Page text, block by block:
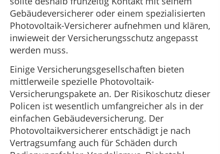
Gebäudeversicherer oder einem spezialisierten
Photovoltaik-Versicherer aufnehmen und klären,
inwieweit der Versicherungsschutz angepasst
werden muss.
Einige Versicherungsgesellschaften bieten
mittlerweile spezielle Photovoltaik-
Versicherungspakete an. Der Risikoschutz dieser
Policen ist wesentlich umfangreicher als in der
einfachen Gebäudeversicherung. Der
Photovoltaikversicherer entschädigt je nach
Vertragsumfang auch für Schäden durch